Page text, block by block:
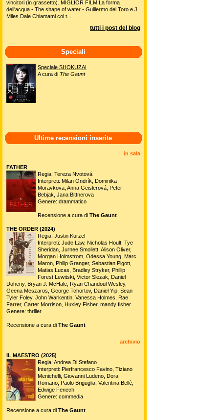
vincitori (in grassetto). MIGLIOR FILM La forma
dell'acqua - The shape of water - Guillermo del Toro e J.
Miles Dale Chiamami col t...
tutti i post del blog
Speciali
Speciale SHOKUZAI
A cura di The Gaunt
Ultime recensioni inserite
in sala
FATHER
Regia: Tereza Nvotová
Interpreti: Milan Ondrík, Dominika
Moravkova, Anna Geislerová, Peter
Bebjak, Jana Bittnerova
Genere: drammatico
Recensione a cura di The Gaunt
THE ORDER (2024)
Regia: Justin Kurzel
Interpreti: Jude Law, Nicholas Hoult, Tye
Sheridan, Jurnee Smollett, Alison Oliver,
Morgan Holmstrom, Odessa Young, Marc
Maron, Philip Granger, Sebastian Pigott,
Matias Lucas, Bradley Stryker, Phillip
Forest Lewitski, Victor Slezak, Daniel
Doheny, Bryan J. McHale, Ryan Chandoul Wesley,
Geena Meszaros, George Tchortov, Daniel Yip, Sean
Tyler Foley, John Warkentin, Vanessa Holmes, Rae
Farrer, Carter Morrison, Huxley Fisher, mandy fisher
Genere: thriller
Recensione a cura di The Gaunt
archivio
IL MAESTRO (2025)
Regia: Andrea Di Stefano
Interpreti: Pierfrancesco Favino, Tiziano
Menichelli, Giovanni Ludeno, Dora
Romano, Paolo Briguglia, Valentina Bellè,
Edwige Fenech
Genere: commedia
Recensione a cura di The Gaunt